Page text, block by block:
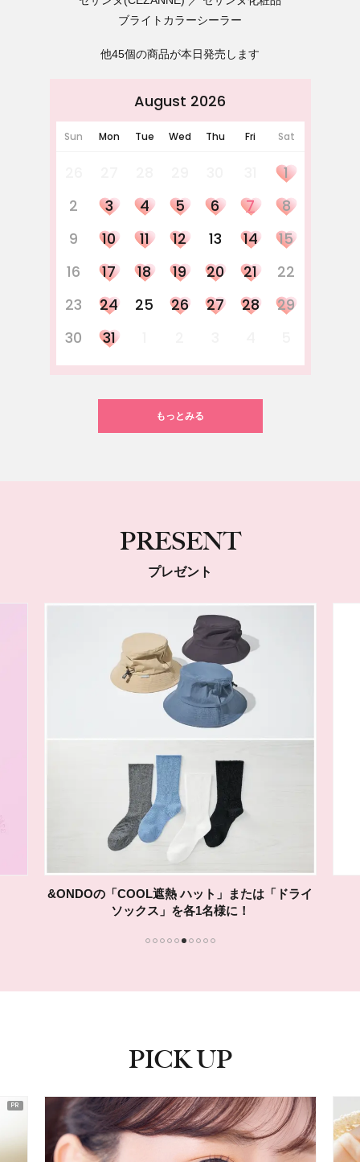
ブライトカラーシーラー
他45個の商品が本日発売します
August 2026
Sun Mon Tue Wed Thu Fri Sat
1
2
3 4 5 6 7
8
9
10 11 12 13 14
15
16
17 18 19 20 21
22
23
24 25 26 27 28
29
30
31
もっとみる
PRESENT
プレゼント
&ONDOの「COOL遮熱 ハット」または「ドライ
ソックス」を各1名様に！
PICK UP